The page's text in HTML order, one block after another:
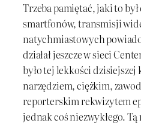
Trzeba pamiętać, jaki to był
smartfonów, transmisji
natychmiastowych
działał jeszcze w sieci
było tej lekkości
narzędziem, ciężkim,
reporterskim rekwizytem
jednak coś niezwykłego.